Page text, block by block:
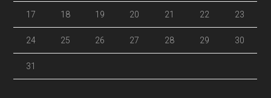
17 18 19 20 21 22 23
24 25 26 27 28 29 30
31